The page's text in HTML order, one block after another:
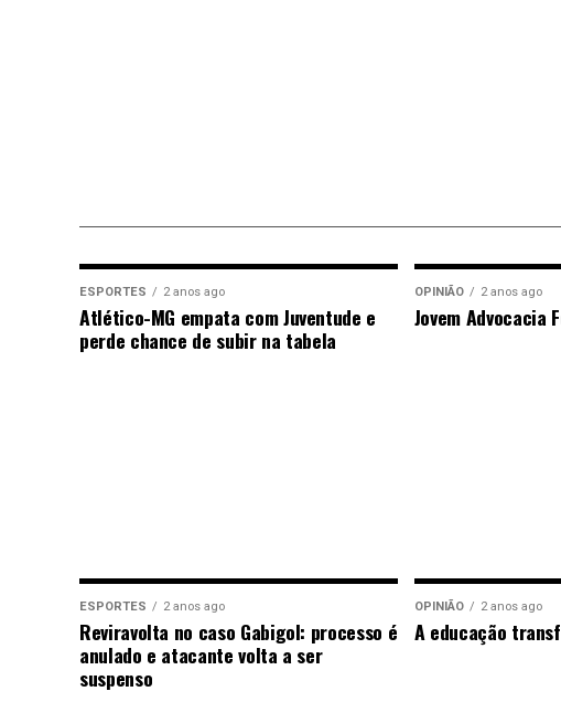
ESPORTES 2 anos ago
Atlético-MG empata com Juventude e
perde chance de subir na tabela
OPINIÃO 2 anos ago
Jovem Advocacia
ESPORTES 2 anos ago
Reviravolta no caso Gabigol: processo é
anulado e atacante volta a ser
suspenso
OPINIÃO 2 anos ago
A educação